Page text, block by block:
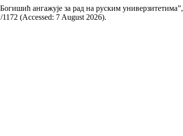
ангажује за рад на руским универзитетима”,
(Accessed: 7 August 2026).